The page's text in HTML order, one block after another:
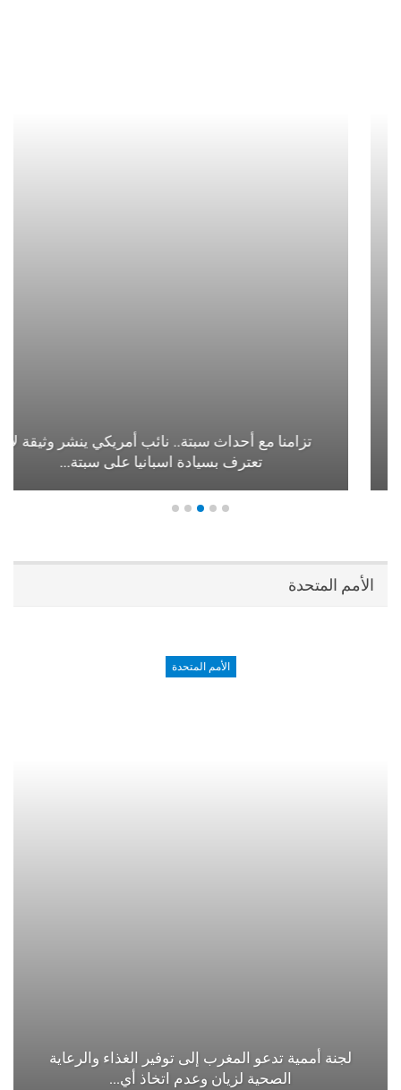
تزامنا مع أحداث سبتة.. نائب أمريكي ينشر وثيقة لا
تعترف بسيادة اسبانيا على سبتة…
الأمم المتحدة
الأمم المتحدة
لجنة أممية تدعو المغرب إلى توفير الغذاء والرعاية
الصحية لزيان وعدم اتخاذ أي…